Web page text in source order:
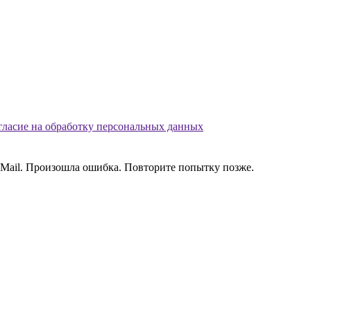
на обработку персональных данных
Произошла ошибка. Повторите попытку позже.